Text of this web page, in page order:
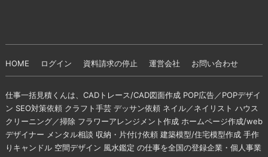
HOME ログイン 資料請求の停止 運営会社 お問い合わせ
仕事一括見積くんは、CADトレース/CAD図面作成 POP広告／POPデザイ
ン SEO対策依頼 クラフト手芸 デッサン依頼 ネイル／ネイリスト ハウス
クリーニング／掃除 フラワーアレンジメント作成 ホームページ作成/web
デザイナー メンタル相談 収納・片付け依頼 建築模型/住宅模型作成 手作
りキャンドル 空間デザイン 風水鑑定 の仕事を全国の登録企業・個人事業